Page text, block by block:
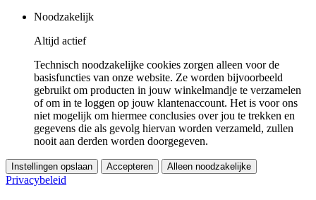
Noodzakelijk
Altijd actief
Technisch noodzakelijke cookies zorgen alleen voor de
basisfuncties van onze website. Ze worden bijvoorbeeld
gebruikt om producten in jouw winkelmandje te verzamelen
of om in te loggen op jouw klantenaccount. Het is voor ons
niet mogelijk om hiermee conclusies over jou te trekken en
gegevens die als gevolg hiervan worden verzameld, zullen
nooit aan derden worden doorgegeven.
Instellingen opslaan Accepteren Alleen noodzakelijke
Privacybeleid